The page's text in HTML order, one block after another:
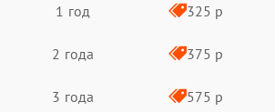
1 год 325 р
2 года 375 р
3 года 575 р